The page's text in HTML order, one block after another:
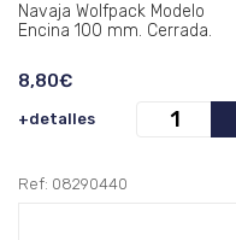
Navaja Wolfpack Modelo
Encina 100 mm. Cerrada.
8,80€
+detalles
Ref: 08290440